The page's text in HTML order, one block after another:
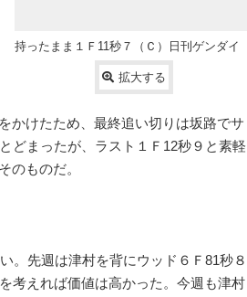
持ったまま１Ｆ11秒７（Ｃ）日刊ゲンダイ
拡大する
かけたため、最終追い切りは坂路でサ
どまったが、ラスト１Ｆ12秒９と素軽
のものだ。
。先週は津村を背にウッド６Ｆ81秒８
考えれば価値は高かった。今週も津村